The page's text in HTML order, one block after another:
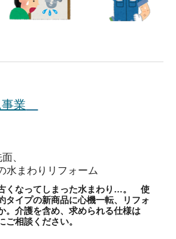
業
、
まわりリフォーム
くなってしまった水まわり…。 使
タイプの新商品に心機一転、リフォ
。介護を含め、求められる仕様は
ご相談ください。